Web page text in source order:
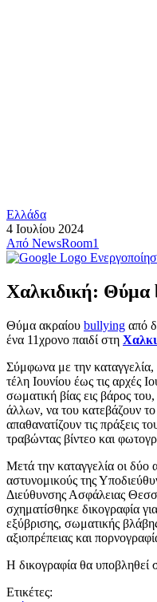
Ελλάδα
4 Ιουλίου 2024
Από NewsRoom1
Χαλκιδική: Θύμα
Θύμα ακραίου bullying από
ένα 11χρονο παιδί στη
Σύμφωνα με την καταγγελία,
τέλη Ιουνίου έως τις αρχές
σωματική βίας εις βάρος
άλλων, να του κατεβάζουν
απαθανατίζουν τις πράξεις
τραβώντας βίντεο και
Μετά την καταγγελία οι δύο
αστυνομικούς της
Διεύθυνσης Ασφάλειας
σχηματίσθηκε δικογραφία
εξύβρισης, σωματικής
αξιοπρέπειας και
Η δικογραφία θα υποβληθεί
Ετικέτες: